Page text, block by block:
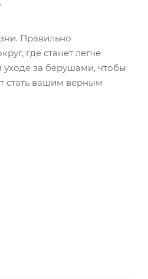
Правильно
где станет легче
уходе за берушами, чтобы
стать вашим верным